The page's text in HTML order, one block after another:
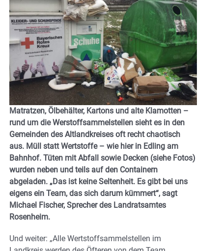
Matratzen, Ölbehälter, Kartons und alte Klamotten –
rund um die Werstoffsammelstellen sieht es in den
Gemeinden des Altlandkreises oft recht chaotisch
aus. Müll statt Wertstoffe – wie hier in Edling am
Bahnhof. Tüten mit Abfall sowie Decken (siehe Fotos)
wurden neben und teils auf den Containern
abgeladen. „Das ist keine Seltenheit. Es gibt bei uns
eigens ein Team, das sich darum kümmert“, sagt
Michael Fischer, Sprecher des Landratsamtes
Rosenheim.
Und weiter: „Alle Wertstoffsammelstellen im